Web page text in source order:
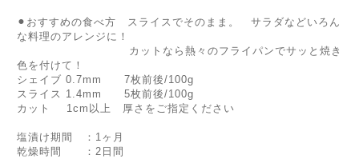
⚫︎おすすめの食べ方 スライスでそのまま。 サラダなどいろん
な料理のアレンジに！
カットなら熱々のフライパンでサッと焼き
色を付けて！
シェイブ 0.7mm 7枚前後/100g
スライス 1.4mm 5枚前後/100g
カット 1cm以上 厚さをご指定ください
塩漬け期間 ：1ヶ月
乾燥時間 ：2日間